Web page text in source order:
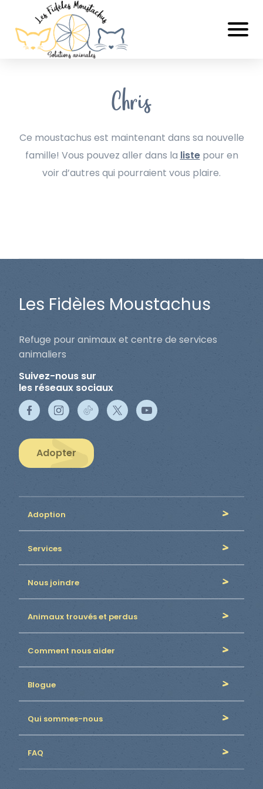
Chris
Ce moustachus est maintenant dans sa nouvelle
famille! Vous pouvez aller dans la listepour en
voir d’autres qui pourraient vous plaire.
Les Fidèles Moustachus
Refuge pour animaux et centre de services
animaliers
Suivez-nous sur
les réseaux sociaux
Adopter
Adoption
Services
Nous joindre
Animaux trouvés et perdus
Comment nous aider
Blogue
Qui sommes-nous
FAQ